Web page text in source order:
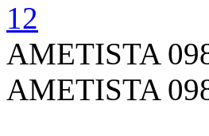
AMETISTA
AMETISTA